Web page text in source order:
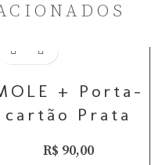
+ Porta-
cartão Prata
R$ 90,00